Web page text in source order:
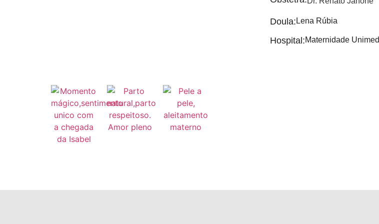
Doula: Lena Rúbia
Hospital:Maternidade Unimed